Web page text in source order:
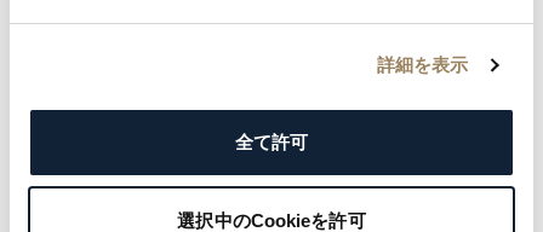
詳細を表示
全て許可
選択中のCookieを許可
ここで明確にしておいたほうが良いのは、ブレゲの台
帳では軍用モデルは「タイプ 20」、民間用モデルは